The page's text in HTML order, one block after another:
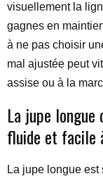
visuellement la
gagnes en
à ne pas choisir
mal ajustée peut
assise ou à la
La jupe
fluide et facile
La jupe longue